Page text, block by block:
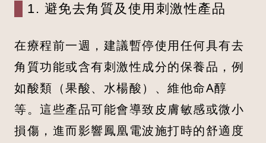
1. 避免去角質及使用刺激性產品
在療程前一週，建議暫停使用任何具有去
角質功能或含有刺激性成分的保養品，例
如酸類（果酸、水楊酸）、維他命A醇
等。這些產品可能會導致皮膚敏感或微小
損傷，進而影響鳳凰電波施打時的舒適度